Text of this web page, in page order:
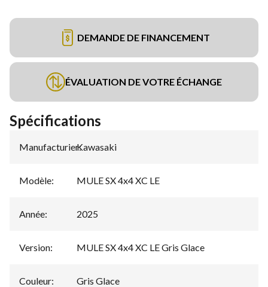
DEMANDE DE FINANCEMENT
ÉVALUATION DE VOTRE ÉCHANGE
Spécifications
Manufacturier:
Kawasaki
Modèle: MULE SX 4x4 XC LE
Année: 2025
Version: MULE SX 4x4 XC LE Gris Glace
Couleur: Gris Glace